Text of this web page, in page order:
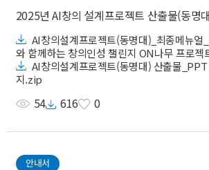
2025년 AI창의 설계프로젝트 산출물(동명
AI창의설계프로젝트(동명대)_최종메뉴얼
와 함께하는 창의인성 챌린지 ON나무 프로
AI창의설계프로젝트(동명대) 산출물
지.zip
54 616 0
안내서